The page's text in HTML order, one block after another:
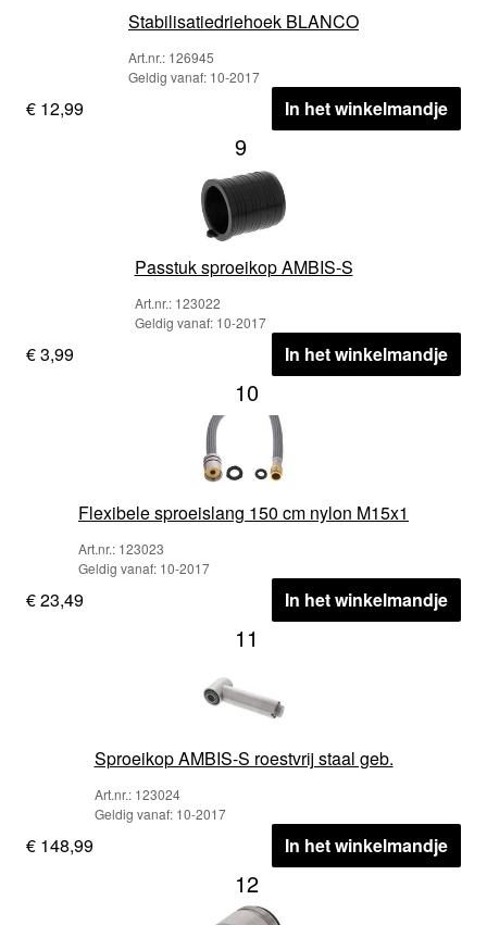
Stabilisatiedriehoek BLANCO
Art.nr.: 126945
Geldig vanaf: 10-2017
€ 12,99 In het winkelmandje
9
Passtuk sproeikop AMBIS-S
Art.nr.: 123022
Geldig vanaf: 10-2017
€ 3,99 In het winkelmandje
10
Flexibele sproeislang 150 cm nylon M15x1
Art.nr.: 123023
Geldig vanaf: 10-2017
€ 23,49 In het winkelmandje
11
Sproeikop AMBIS-S roestvrij staal geb.
Art.nr.: 123024
Geldig vanaf: 10-2017
€ 148,99 In het winkelmandje
12